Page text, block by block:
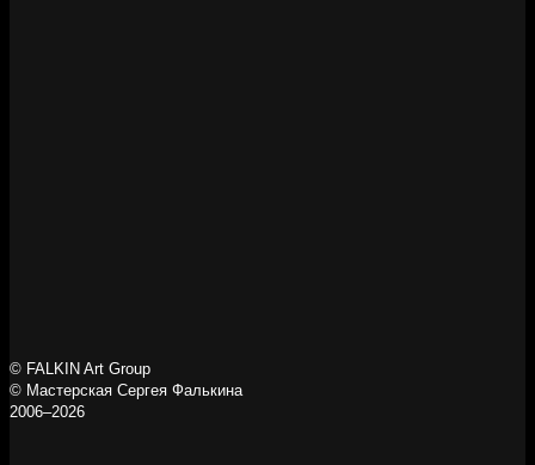
© FALKIN Art Group
© Мастерская Сергея Фалькина
2006–2026